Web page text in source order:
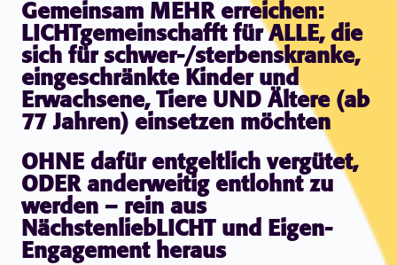
Gemeinsam MEHR erreichen:
LICHTgemeinschafft für ALLE, die
sich für schwer-/sterbenskranke,
eingeschränkte Kinder und
Erwachsene, Tiere UND Ältere (ab
77 Jahren) einsetzen möchten
OHNE dafür entgeltlich vergütet,
ODER anderweitig entlohnt zu
werden – rein aus
NächstenliebLICHT und Eigen-
Engagement heraus